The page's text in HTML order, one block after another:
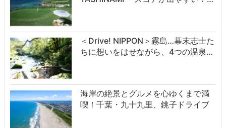
＜Drive! NIPPON＞霧島…幕末志士た
ちに想いをはせながら、4つの温泉…
海岸の絶景とグルメを心ゆくまで満
喫！千葉・九十九里、銚子ドライブ